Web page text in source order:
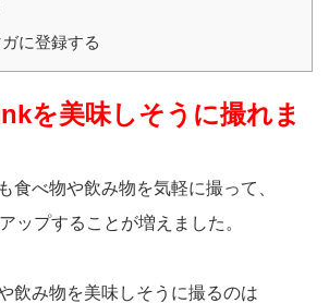
に登録する
を美味しそうに撮れま
食べ物や飲み物を気軽に撮って、
ップすることが増えました。
飲み物を美味しそうに撮るのは